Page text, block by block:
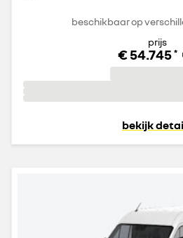
beschikbaar op
prijs
€ 54.745 *
bekijk